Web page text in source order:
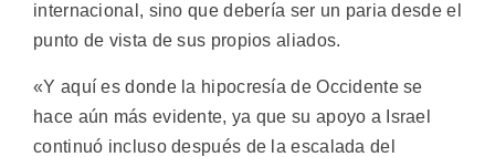
internacional, sino que debería ser un paria desde el
punto de vista de sus propios aliados.
«Y aquí es donde la hipocresía de Occidente se
hace aún más evidente, ya que su apoyo a Israel
continuó incluso después de la escalada del